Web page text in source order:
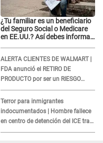
¿Tu familiar es un beneficiario
del Seguro Social o Medicare
en EE.UU.? Así debes informar
ALERTA CLIENTES DE WALMART |
FDA anunció el RETIRO DE
PRODUCTO por ser un RIESGO
MORTAL para consumidores: ¿Cuál
es?
Terror para inmigrantes
indocumentados | Hombre fallece
en centro de detención del ICE tras
sufrir una "emergencia médica"